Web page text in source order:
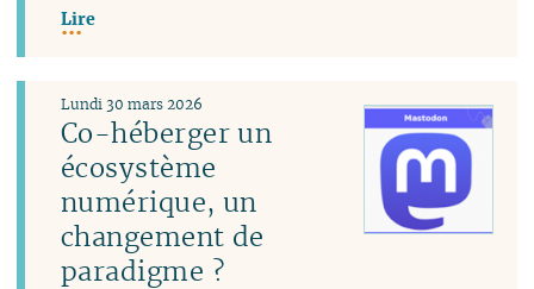
Lire
Co-héberger un
écosystème
numérique, un
changement de
paradigme ?
Lundi 30 mars 2026